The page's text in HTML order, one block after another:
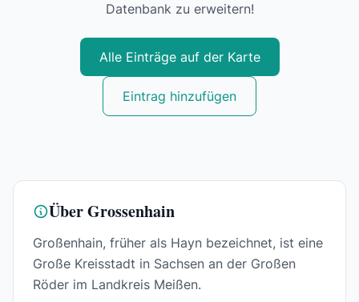
Datenbank zu erweitern!
Alle Einträge auf der Karte
Eintrag hinzufügen
Über Grossenhain
Großenhain, früher als Hayn bezeichnet, ist eine
Große Kreisstadt in Sachsen an der Großen
Röder im Landkreis Meißen.